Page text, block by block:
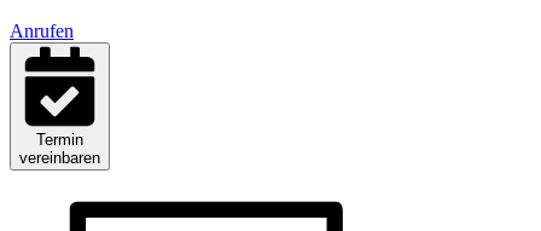
Anrufen
Termin
vereinbaren